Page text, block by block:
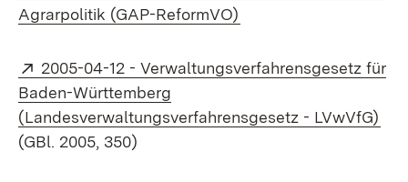
Agrarpolitik (GAP-ReformVO)
Extern:
2005-04-12 - Verwaltungsverfahrensgesetz für
Baden-Württemberg
(Landesverwaltungsverfahrensgesetz - LVwVfG)
(GBl. 2005, 350)